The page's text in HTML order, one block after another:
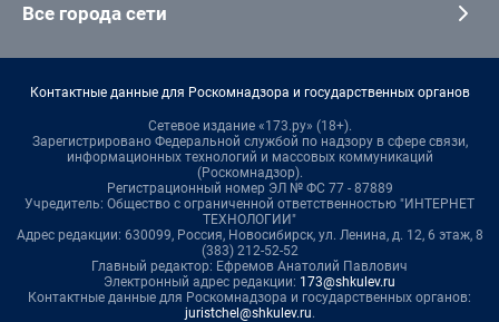
Все города сети
Контактные данные для Роскомнадзора и государственных органов
Сетевое издание «173.ру» (18+).
Зарегистрировано Федеральной службой по надзору в сфере связи,
информационных технологий и массовых коммуникаций
(Роскомнадзор).
Регистрационный номер ЭЛ № ФС 77 - 87889
Учредитель: Общество с ограниченной ответственностью "ИНТЕРНЕТ
ТЕХНОЛОГИИ"
Адрес редакции: 630099, Россия, Новосибирск, ул. Ленина, д. 12, 6 этаж, 8
(383) 212-52-52
Главный редактор: Ефремов Анатолий Павлович
Электронный адрес редакции: 173@shkulev.ru
Контактные данные для Роскомнадзора и государственных органов:
juristchel@shkulev.ru.